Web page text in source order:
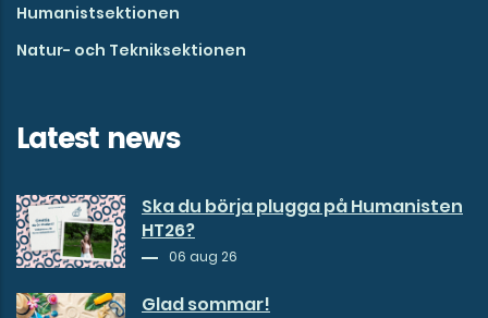
Humanistsektionen
Natur- och Tekniksektionen
Latest news
Ska du börja plugga på Humanisten
HT26?
06 aug 26
Glad sommar!